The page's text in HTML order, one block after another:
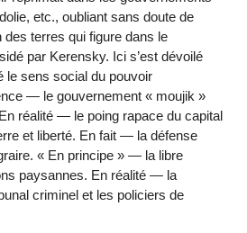
etc., oubliant sans doute de
terres qui figure dans le
par Kerensky. Ici s’est dévoilé
le sens social du pouvoir
— le gouvernement « moujik »
réalité — le poing rapace du capital
et liberté. En fait — la défense
« En principe » — la libre
paysannes. En réalité — la
criminel et les policiers de